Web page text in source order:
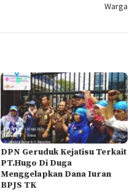
Warga
DPN Geruduk Kejatisu Terkait
PT.Hugo Di Duga
Menggelapkan Dana Iuran
BPJS TK